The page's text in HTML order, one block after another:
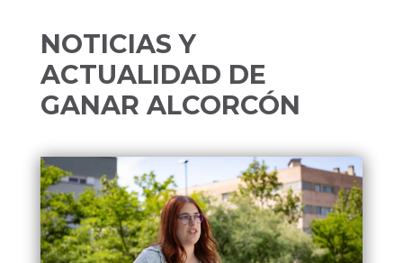
NOTICIAS Y
ACTUALIDAD DE
GANAR ALCORCÓN